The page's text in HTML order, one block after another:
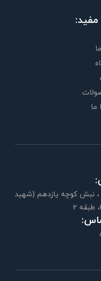
ما
، نبش کوچه یازدهم (شهید